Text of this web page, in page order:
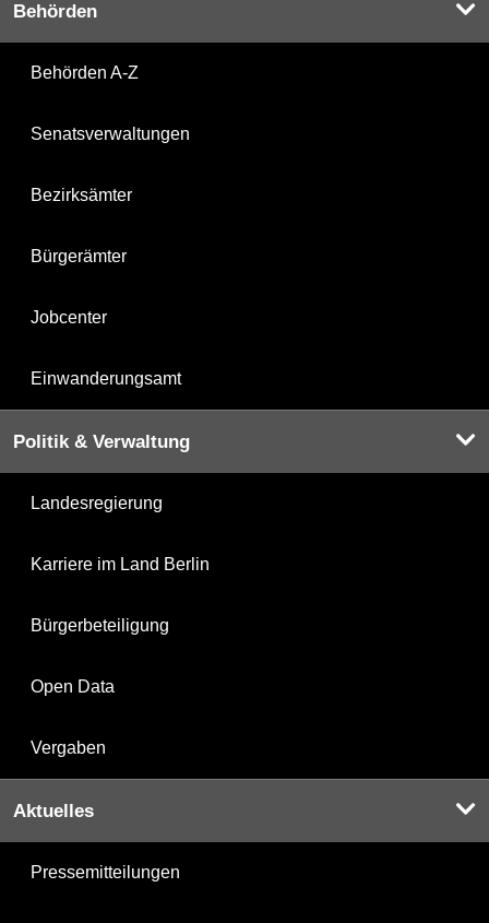
Behörden
Behörden A-Z
Senatsverwaltungen
Bezirksämter
Bürgerämter
Jobcenter
Einwanderungsamt
Politik & Verwaltung
Landesregierung
Karriere im Land Berlin
Bürgerbeteiligung
Open Data
Vergaben
Aktuelles
Pressemitteilungen